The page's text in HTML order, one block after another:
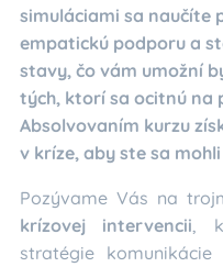
simuláciami sa naučíte
empatickú podporu a
stavy, čo vám umožní
tých, ktorí sa ocitnú na
Absolvovaním kurzu
v kríze, aby ste sa
Pozývame Vás na
krízovej intervencii ,
stratégie